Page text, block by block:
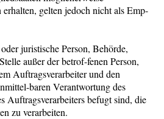
erhalten, gelten jedoch nicht als Emp-
juristische Person, Behörde,
außer der betrof-fenen Person,
Auftragsverarbeiter und den
baren Verantwortung des
Auftragsverarbeiters befugt sind, die
zu verarbeiten.